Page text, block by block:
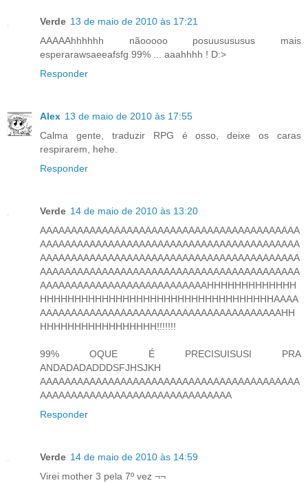
Verde 13 de maio de 2010 às 17:21
AAAAAhhhhhh nãooooo posuusususus mais
esperarawsaeeafsfg 99% ... aaahhhh ! D:>
Responder
Alex 13 de maio de 2010 às 17:55
Calma gente, traduzir RPG é osso, deixe os caras
respirarem, hehe.
Responder
Verde 14 de maio de 2010 às 13:20
AAAAAAAAAAAAAAAAAAAAAAAAAAAAAAAAAAAAAAAAAA
AAAAAAAAAAAAAAAAAAAAAAAAAAAAAAAAAAAAAAAAAA
AAAAAAAAAAAAAAAAAAAAAAAAAAAAAAAAAAAAAAAAAA
AAAAAAAAAAAAAAAAAAAAAAAAAAAAAAAAAAAAAAAAAA
AAAAAAAAAAAAAAAAAAAAAAAAAAAHHHHHHHHHHHHH
HHHHHHHHHHHHHHHHHHHHHHHHHHHHHHHHHHAAAA
AAAAAAAAAAAAAAAAAAAAAAAAAAAAAAAAAAAAAAAHH
HHHHHHHHHHHHHHHHH!!!!!!!
99% OQUE É PRECISUISUSI PRA
ANDADADADDDSFJHSJKH
AAAAAAAAAAAAAAAAAAAAAAAAAAAAAAAAAAAAAAAAAA
AAAAAAAAAAAAAAAAAAAAAAAAAAAAAAA
Responder
Verde 14 de maio de 2010 às 14:59
Virei mother 3 pela 7º vez ¬¬